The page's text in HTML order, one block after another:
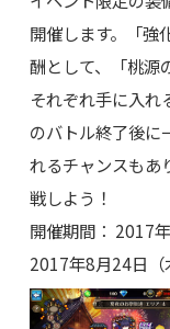
開催します。「強
酬として、「桃源
それぞれ手に入れ
のバトル終了後に
れるチャンスもあ
戦しよう！
開催期間： 2017
2017年8月24日